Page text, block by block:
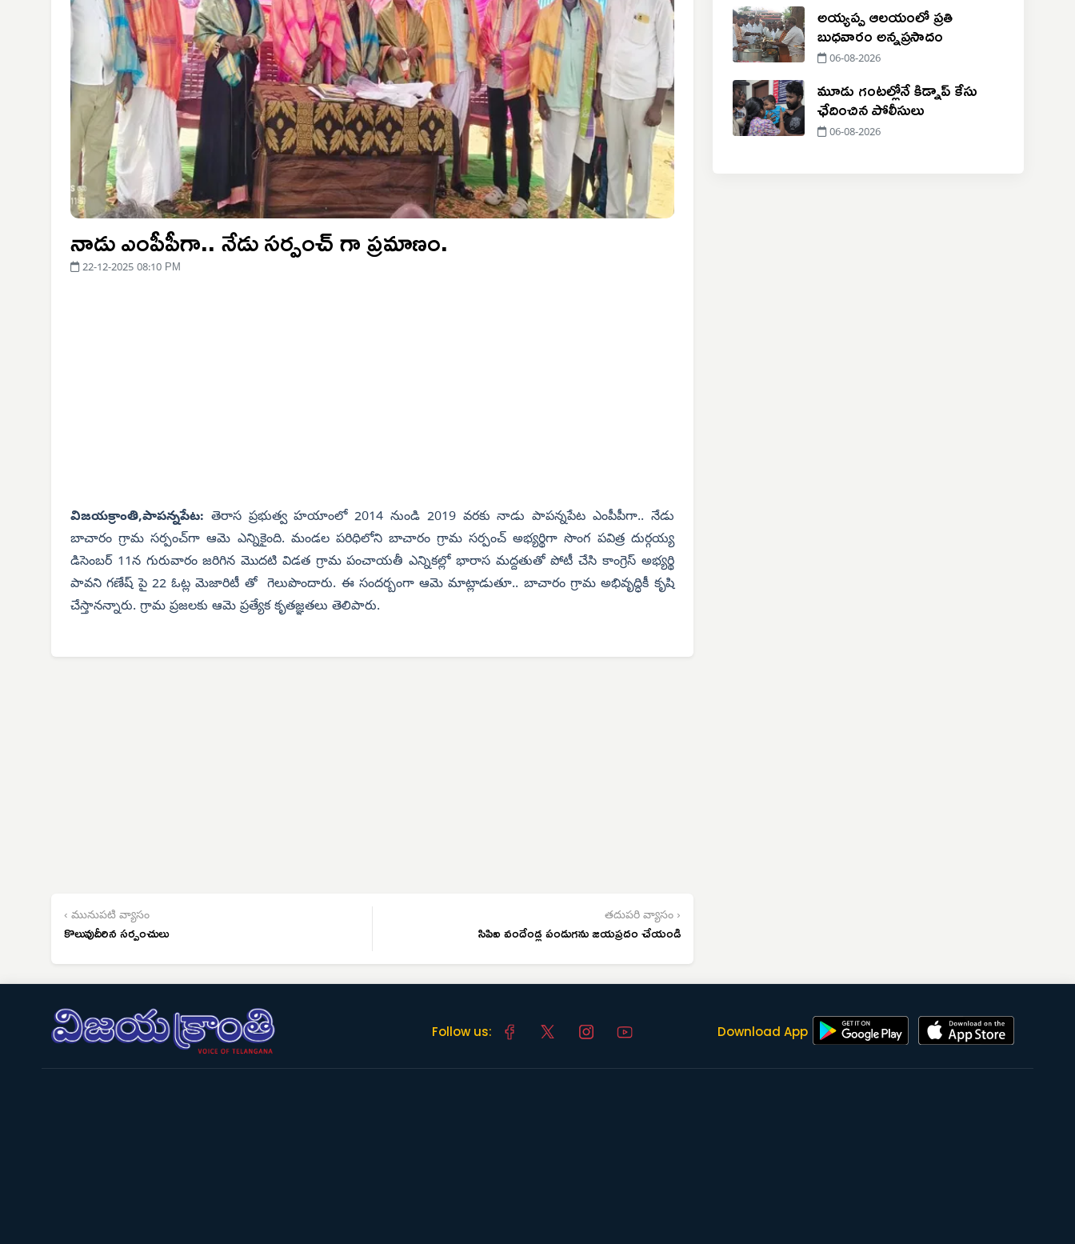
నాడు ఎంపీపీగా.. నేడు సర్పంచ్‌ గా ప్రమాణం.
22-12-2025 08:10 PM
విజయక్రాంతి,పాపన్నపేట: తెరాస ప్రభుత్వ హయాంలో 2014 నుండి 2019 వరకు నాడు పాపన్నపేట ఎంపీపీగా.. నేడు
బాచారం గ్రామ సర్పంచ్‌గా ఆమె ఎన్నికైంది. మండల పరిధిలోని బాచారం గ్రామ సర్పంచ్‌ అభ్యర్థిగా సొంగ పవిత్ర దుర్గయ్య
డిసెంబర్ 11న గురువారం జరిగిన మొదటి విడత గ్రామ పంచాయతీ ఎన్నికల్లో భారాస మద్దతుతో పోటీ చేసి కాంగ్రెస్ అభ్యర్థి
పావని గణేష్ పై 22 ఓట్ల మెజారిటీ తో గెలుపొందారు. ఈ సందర్బంగా ఆమె మాట్లాడుతూ.. బాచారం గ్రామ అభివృద్ధికీ కృషి
చేస్తానన్నారు. గ్రామ ప్రజలకు ఆమె ప్రత్యేక కృతజ్ఞతలు తెలిపారు.
‹ మునుపటి వ్యాసం
కొలువుదీరిన సర్పంచులు
తదుపరి వ్యాసం ›
సిపిఐ వందేండ్ల పండుగను జయప్రదం చేయండి
అయ్యప్ప ఆలయంలో ప్రతి
బుధవారం అన్నప్రసాదం
06-08-2026
మూడు గంటల్లోనే కిడ్నాప్ కేసు
ఛేదించిన పోలీసులు
06-08-2026
Follow us: Download App